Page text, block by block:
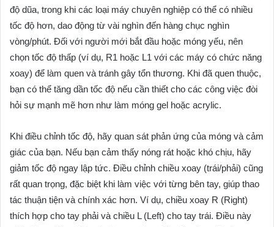
độ dũa, trong khi các loại máy chuyên nghiệp có thể có nhiều
tốc độ hơn, dao động từ vài nghìn đến hàng chục nghìn
vòng/phút. Đối với người mới bắt đầu hoặc móng yếu, nên
chọn tốc độ thấp (ví dụ, R1 hoặc L1 với các máy có chức năng
xoay) để làm quen và tránh gây tổn thương. Khi đã quen thuộc,
bạn có thể tăng dần tốc độ nếu cần thiết cho các công việc đòi
hỏi sự mạnh mẽ hơn như làm móng gel hoặc acrylic.
Khi điều chỉnh tốc độ, hãy quan sát phản ứng của móng và cảm
giác của bạn. Nếu bạn cảm thấy nóng rát hoặc khó chịu, hãy
giảm tốc độ ngay lập tức. Điều chỉnh chiều xoay (trái/phải) cũng
rất quan trọng, đặc biệt khi làm việc với từng bên tay, giúp thao
tác thuận tiện và chính xác hơn. Ví dụ, chiều xoay R (Right)
thích hợp cho tay phải và chiều L (Left) cho tay trái. Điều này